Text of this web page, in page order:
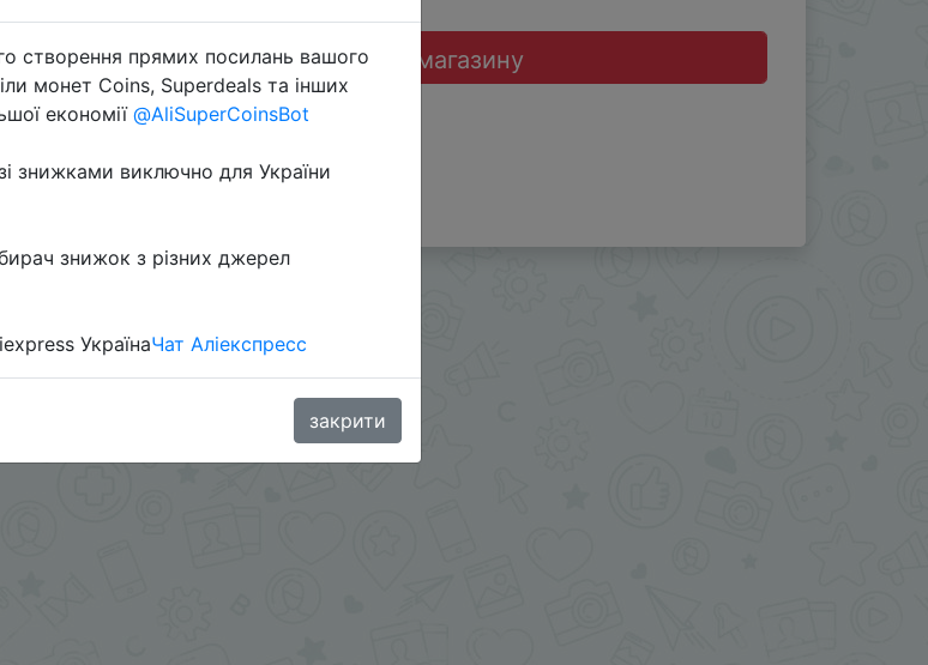
Перейти до магазину
створення прямих посилань вашого
монет Coins, Superdeals та інших
економії @AliSuperCoinsBot
знижками виключно для України
знижок з різних джерел
УкраїнаЧат Аліекспресс
закрити